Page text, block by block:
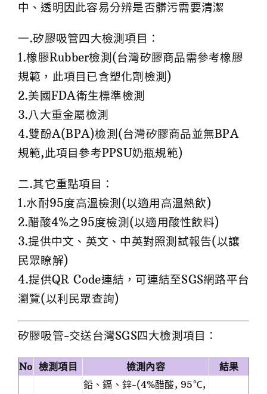
中、透明因此容易分辨是否髒污需要清潔
一.矽膠吸管四大檢測項目：
1.橡膠Rubber檢測(台灣矽膠商品需參考橡膠
規範，此項目已含塑化劑檢測)
2.美國FDA衛生標準檢測
3.八大重金屬檢測
4.雙酚A(BPA)檢測(台灣矽膠商品並無BPA
規範,此項目參考PPSU奶瓶規範)
二.其它重點項目：
1.水耐95度高溫檢測(以適用高溫熱飲)
2.醋酸4%之95度檢測(以適用酸性飲料)
3.提供中文、英文、中英對照測試報告(以讓
民眾瞭解)
4.提供QR Code連結，可連結至SGS網路平台
瀏覽(以利民眾查詢)
矽膠吸管-交送台灣SGS四大檢測項目：
No 檢測項目 檢測內容 結果
鉛、鎘、鋅-(4%醋酸, 95℃,